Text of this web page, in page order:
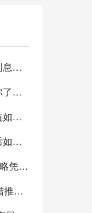
最高法明确场外配资合同无效及利息返还，借钱炒股风险大
网络炒股杠杆备受关注，一文带你了解其知识与风险
股票杠杆投资全解析：风险与收益如何平衡？杠杆炒股必知技巧
股票配资金融诈骗案揭秘：被骗后如何追回资金及防范场外配资风险
2023年Q3收益率达15%，申银策略凭资金保障等成金融市场关注焦点
警惕证券诈骗电话！30人团伙假借推荐牛股骗取300万被判刑